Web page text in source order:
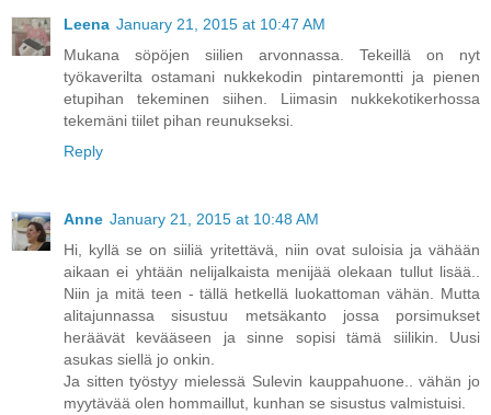
Leena January 21, 2015 at 10:47 AM
Mukana söpöjen siilien arvonnassa. Tekeillä on nyt
työkaverilta ostamani nukkekodin pintaremontti ja pienen
etupihan tekeminen siihen. Liimasin nukkekotikerhossa
tekemäni tiilet pihan reunukseksi.
Reply
Anne January 21, 2015 at 10:48 AM
Hi, kyllä se on siiliä yritettävä, niin ovat suloisia ja vähään
aikaan ei yhtään nelijalkaista menijää olekaan tullut lisää..
Niin ja mitä teen - tällä hetkellä luokattoman vähän. Mutta
alitajunnassa sisustuu metsäkanto jossa porsimukset
heräävät kevääseen ja sinne sopisi tämä siilikin. Uusi
asukas siellä jo onkin.
Ja sitten työstyy mielessä Sulevin kauppahuone.. vähän jo
myytävää olen hommaillut, kunhan se sisustus valmistuisi.